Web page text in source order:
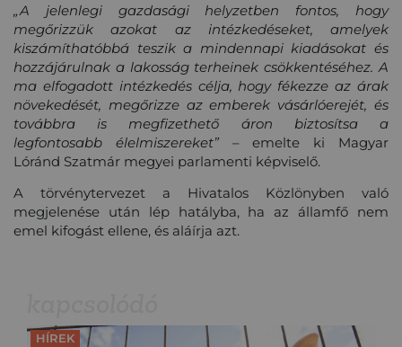
„A jelenlegi gazdasági helyzetben fontos, hogy
megőrizzük azokat az intézkedéseket, amelyek
kiszámíthatóbbá teszik a mindennapi kiadásokat és
hozzájárulnak a lakosság terheinek csökkentéséhez. A
ma elfogadott intézkedés célja, hogy fékezze az árak
növekedését, megőrizze az emberek vásárlóerejét, és
továbbra is megfizethető áron biztosítsa a
legfontosabb élelmiszereket” – emelte ki Magyar
Lóránd Szatmár megyei parlamenti képviselő.
A törvénytervezet a Hivatalos Közlönyben való
megjelenése után lép hatályba, ha az államfő nem
emel kifogást ellene, és aláírja azt.
HÍREK